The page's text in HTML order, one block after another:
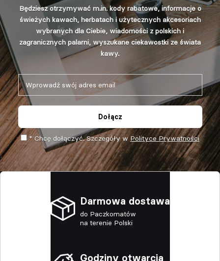
Będziesz otrzymywać m.in. kody rabatowe, informacje o
świeżych kawach, herbatach i użytecznych akcesoriach
wybranych dla Ciebie, wiadomości z polskich i
zagranicznych palarni, wyszukane ciekawostki ze świata
kawy.
Dołącz
* Chcę dołączyć. Szczegóły wPolityce Prywatności
Darmowa dostawa
do Paczkomatów
na terenie Polski
Godziny otwarcia